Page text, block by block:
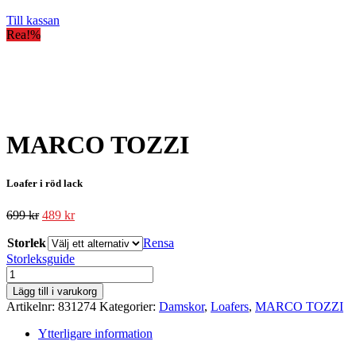
Till kassan
Rea!%
MARCO TOZZI
Loafer i röd lack
699kr 489 kr
Storlek
Rensa
Storleksguide
MARCO
TOZZI
mängd
Lägg till i varukorg
Artikelnr: 831274 Kategorier: Damskor, Loafers, MARCO TOZZI
Ytterligare information